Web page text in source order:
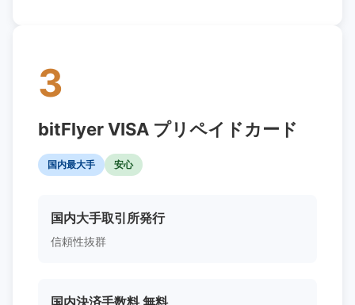
3
bitFlyer VISA プリペイドカード
国内最大手 安心
国内大手取引所発行
信頼性抜群
国内決済手数料 無料